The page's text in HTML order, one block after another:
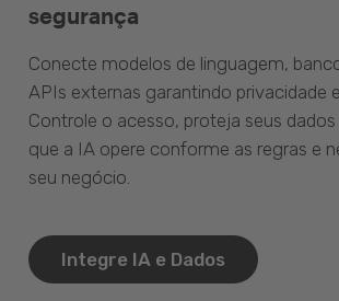
segurança
Conecte modelos de linguagem,
APIs externas garantindo privacidade
Controle o acesso, proteja seus
que a IA opere conforme as regras e
seu negócio.
Integre IA e Dados